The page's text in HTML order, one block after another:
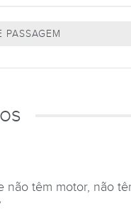
não têm motor, não